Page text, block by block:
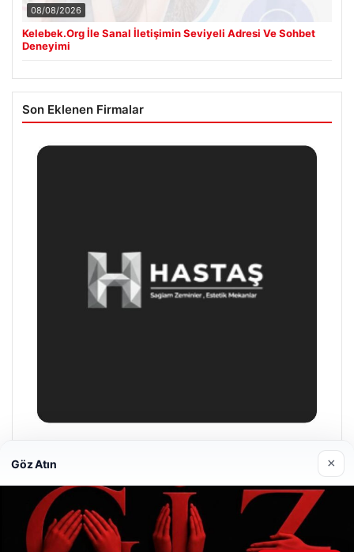
08/08/2026
Kelebek.Org İle Sanal İletişimin Seviyeli Adresi Ve Sohbet
Deneyimi
Son Eklenen Firmalar
Hastaş Beton
Göz Atın ×